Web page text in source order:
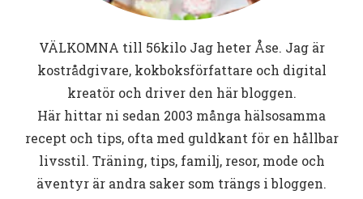
VÄLKOMNA till 56kiloJag heter Åse. Jag är
kostrådgivare, kokboksförfattare och digital
kreatör och driver den här bloggen.
Här hittar ni sedan 2003 många hälsosamma
recept och tips, ofta med guldkant för en hållbar
livsstil. Träning, tips, familj, resor, mode och
äventyr är andra saker som trängs i bloggen.